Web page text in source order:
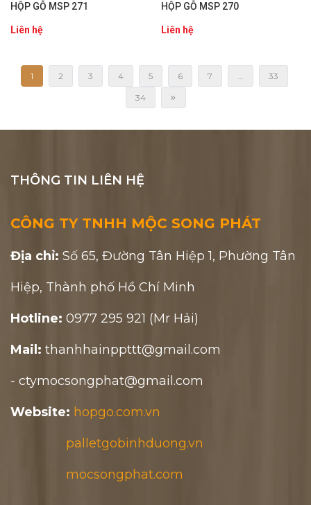
HỘP GỖ MSP 271
Liên hệ
HỘP GỖ MSP 270
Liên hệ
1 2 3 4 5 6 7 ... 33
34
THÔNG TIN LIÊN HỆ
CÔNG TY TNHH MỘC SONG PHÁT
Địa chỉ: Số 65, Đường Tân Hiệp 1, Phường Tân
Hiệp, Thành phố Hồ Chí Minh
Hotline: 0977 295 921 (Mr Hải)
Mail: thanhhainppttt@gmail.com
- ctymocsongphat@gmail.com
Website: hopgo.com.vn
palletgobinhduong.vn
mocsongphat.com